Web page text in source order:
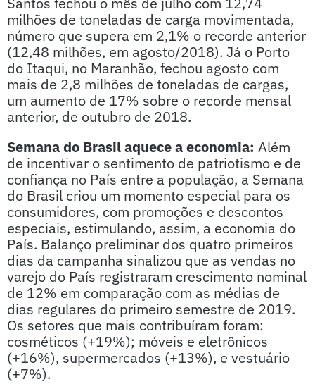
milhões de toneladas de carga movimentada,
número que supera em 2,1% o recorde anterior
(12,48 milhões, em agosto/2018). Já o Porto
do Itaqui, no Maranhão, fechou agosto com
mais de 2,8 milhões de toneladas de cargas,
um aumento de 17% sobre o recorde mensal
anterior, de outubro de 2018.
Semana do Brasil aquece a economia: Além
de incentivar o sentimento de patriotismo e de
confiança no País entre a população, a Semana
do Brasil criou um momento especial para os
consumidores, com promoções e descontos
especiais, estimulando, assim, a economia do
País. Balanço preliminar dos quatro primeiros
dias da campanha sinalizou que as vendas no
varejo do País registraram crescimento nominal
de 12% em comparação com as médias de
dias regulares do primeiro semestre de 2019.
Os setores que mais contribuíram foram:
cosméticos (+19%); móveis e eletrônicos
(+16%), supermercados (+13%), e vestuário
(+7%).